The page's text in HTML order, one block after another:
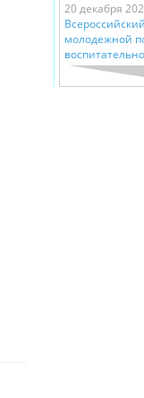
20 декабря
молодежной